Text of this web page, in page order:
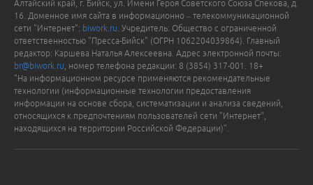
Алтайский край, г. Бийск, ул. Имени Героя Советского Союза Спекова, д.
16. Доменное имя сайта в информационно – телекоммуникационной
сети "Интернет": biwork.ru . Учредитель: Общество с ограниченной
ответственностью "Пресса-Бийск" (ОГРН 1062204039864). Главный
редактор: Каршева Наталья Алексеевна. Адрес электронной почты:
br@biwork.ru , номер телефона редакции: 8 (3854) 317-001. 18+
"На информационном ресурсе применяются рекомендательные
технологии (информационные технологии предоставления
информации на основе сбора, систематизации и анализа сведений,
относящихся к предпочтениям пользователей сети "Интернет",
находящихся на территории Российской Федерации)".